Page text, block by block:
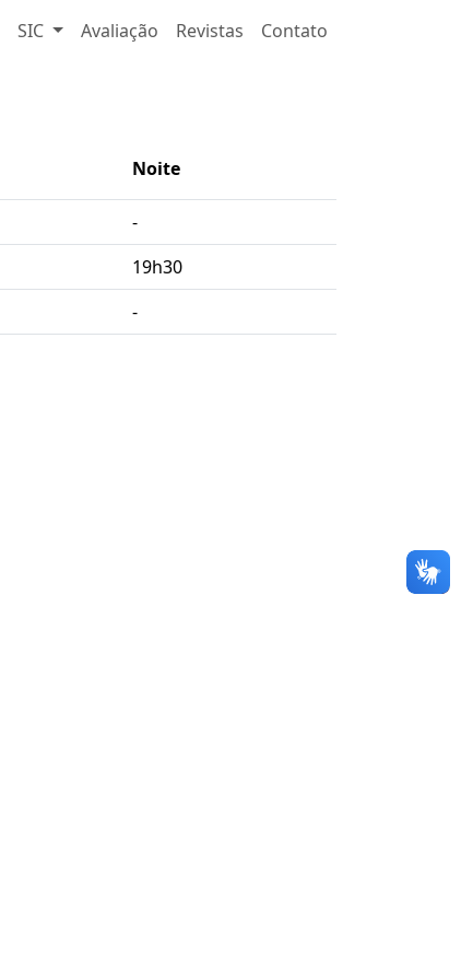
SIC Avaliação Revistas
Contato
Noite
-
19h30
-